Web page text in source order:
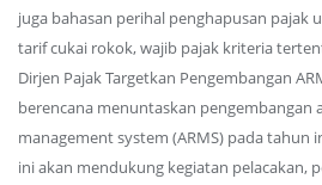
juga bahasan perihal penghapusan pajak
tarif cukai rokok, wajib pajak kriteria
Dirjen Pajak Targetkan Pengembangan
berencana menuntaskan pengembangan
management system (ARMS) pada tahun
ini akan mendukung kegiatan pelacakan,